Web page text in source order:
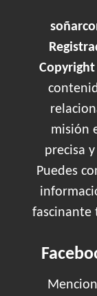
Copyright
misión
precisa
Puedes
fascinante